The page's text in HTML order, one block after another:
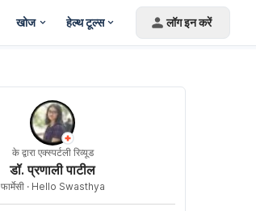
खोज हेल्थ टूल्स लॉग इन करें
के द्वारा एक्स्पर्टली रिव्यूड
डॉ. प्रणाली पाटील
फार्मेसी · Hello Swasthya